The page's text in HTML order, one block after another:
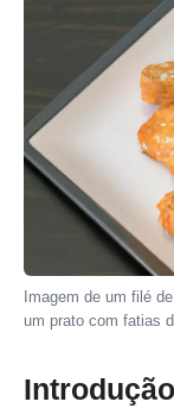
Imagem de um filé
um prato com fatias
Introdução